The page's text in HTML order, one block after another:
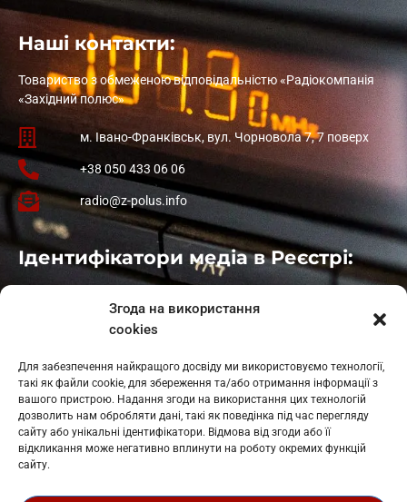
Згода на використання
cookies
Для забезпечення найкращого досвіду ми використовуємо технології,
такі як файли cookie, для збереження та/або отримання інформації з
вашого пристрою. Надання згоди на використання цих технологій
дозволить нам обробляти дані, такі як поведінка під час перегляду
сайту або унікальні ідентифікатори. Відмова від згоди або її
відкликання може негативно вплинути на роботу окремих функцій
сайту.
Наші контакти:
Товариство з обмеженою відповідальністю «Радіокомпанія
«Західний полюс»
м. Івано-Франківськ, вул. Чорновола 7, 7 поверх
+38 050 433 06 06
radio@z-polus.info
Ідентифікатори медіа в Реєстрі:
: L11-01410
: L11-01801
Косів: L11-01805
Гарасимів: L11-02274